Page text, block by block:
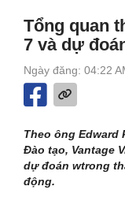
Tổng quan
7 và dự
Ngày đăng: 04:22
Theo ông Edward
Đào tạo, Vantage
dự đoán wtrong
động.